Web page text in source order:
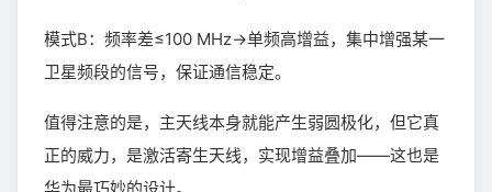
模式B：频率差≤100 MHz→单频高增益，集中增强某一
卫星频段的信号，保证通信稳定。
值得注意的是，主天线本身就能产生弱圆极化，但它真
正的威力，是激活寄生天线，实现增益叠加——这也是
华为最巧妙的设计。